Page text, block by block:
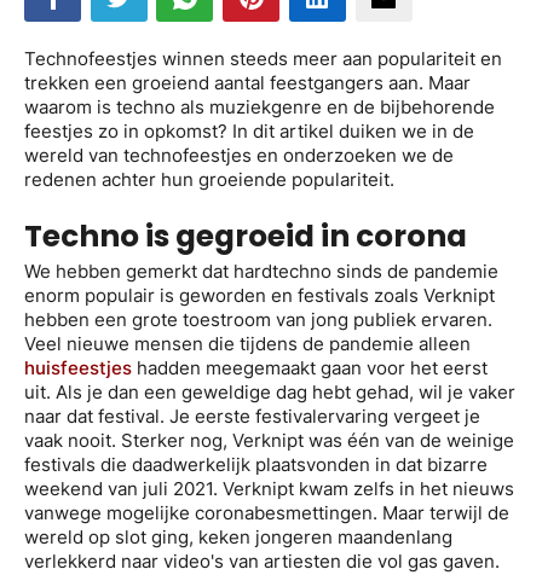
Technofeestjes winnen steeds meer aan populariteit en
trekken een groeiend aantal feestgangers aan. Maar
waarom is techno als muziekgenre en de bijbehorende
feestjes zo in opkomst? In dit artikel duiken we in de
wereld van technofeestjes en onderzoeken we de
redenen achter hun groeiende populariteit.
Techno is gegroeid in corona
We hebben gemerkt dat hardtechno sinds de pandemie
enorm populair is geworden en festivals zoals Verknipt
hebben een grote toestroom van jong publiek ervaren.
Veel nieuwe mensen die tijdens de pandemie alleen
huisfeestjes hadden meegemaakt gaan voor het eerst
uit. Als je dan een geweldige dag hebt gehad, wil je vaker
naar dat festival. Je eerste festivalervaring vergeet je
vaak nooit. Sterker nog, Verknipt was één van de weinige
festivals die daadwerkelijk plaatsvonden in dat bizarre
weekend van juli 2021. Verknipt kwam zelfs in het nieuws
vanwege mogelijke coronabesmettingen. Maar terwijl de
wereld op slot ging, keken jongeren maandenlang
verlekkerd naar video's van artiesten die vol gas gaven.